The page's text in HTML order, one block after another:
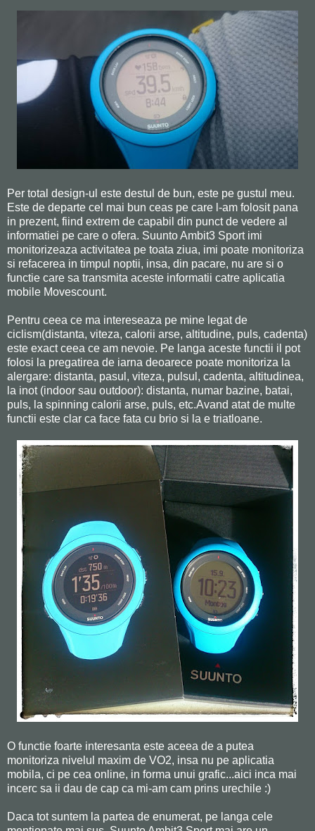
Per total design-ul este destul de bun, este pe gustul meu.
Este de departe cel mai bun ceas pe care l-am folosit pana
in prezent, fiind extrem de capabil din punct de vedere al
informatiei pe care o ofera. Suunto Ambit3 Sport imi
monitorizeaza activitatea pe toata ziua, imi poate monitoriza
si refacerea in timpul noptii, insa, din pacare, nu are si o
functie care sa transmita aceste informatii catre aplicatia
mobile Movescount.
Pentru ceea ce ma intereseaza pe mine legat de
ciclism(distanta, viteza, calorii arse, altitudine, puls, cadenta)
este exact ceea ce am nevoie. Pe langa aceste functii il pot
folosi la pregatirea de iarna deoarece poate monitoriza la
alergare: distanta, pasul, viteza, pulsul, cadenta, altitudinea,
la inot (indoor sau outdoor): distanta, numar bazine, batai,
puls, la spinning calorii arse, puls, etc.Avand atat de multe
functii este clar ca face fata cu brio si la e triatloane.
O functie foarte interesanta este aceea de a putea
monitoriza nivelul maxim de VO2, insa nu pe aplicatia
mobila, ci pe cea online, in forma unui grafic...aici inca mai
incerc sa ii dau de cap ca mi-am cam prins urechile :)
Daca tot suntem la partea de enumerat, pe langa cele